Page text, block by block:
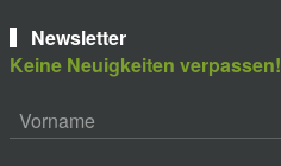
Newsletter
Keine Neuigkeiten verpassen!